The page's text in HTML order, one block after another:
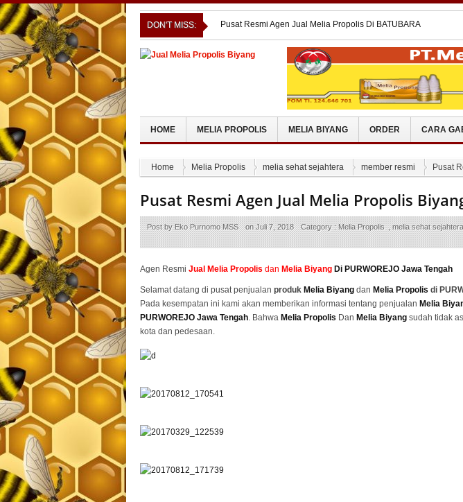
DON'T MISS:
Pusat Resmi Agen Jual Melia Propolis Di BATUBARA
Pusat Resmi Agen Jual Melia Propolis Di DOMPU
Pusat Resmi Agen Jual Melia Propolis Biyang PAYAKUMBUH
Pusat Resmi Agen Jual Melia Propolis Biyang TRENGGALEK
Pusat Resmi Agen Jual Melia Propolis Biyang PURWAKARTA
HOME MELIA PROPOLIS MELIA BIYANG ORDER CARA
Home Melia Propolis melia sehat sejahtera member resmi Pusat
Pusat Resmi Agen Jual Melia Propolis Biyang
Post byEko Purnomo MSS onJuli 7, 2018 Category :Melia Propolis ,melia sehat sejahtera
Agen Resmi Jual Melia Propolis dan Melia Biyang Di PURWOREJO Jawa Tengah
Selamat datang di pusat penjualan produk Melia Biyang dan Melia Propolis di
Pada kesempatan ini kami akan memberikan informasi tentang penjualan Melia
PURWOREJO Jawa Tengah. Bahwa Melia Propolis Dan Melia Biyang sudah tidak
kota dan pedesaan.